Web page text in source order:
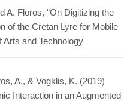
A. Floros, “On Digitizing the
of the Cretan Lyre for Mobile
Arts and Technology
A., & Vogklis, K. (2019)
Interaction in an Augmented